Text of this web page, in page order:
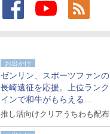
お出かけ
ゼンリン、スポーツファンの
長崎遠征を応援。上位ランク
インで和牛がもらえる
「GO！GO！長崎スタンプラ
推し活向けクリアうちわも配布